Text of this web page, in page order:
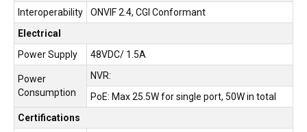
Interoperability
ONVIF 2.4, CGI Conformant
Electrical
Power Supply
48VDC/ 1.5A
Power
Consumption
NVR:
PoE: Max 25.5W for single port, 50W in total
Certifications